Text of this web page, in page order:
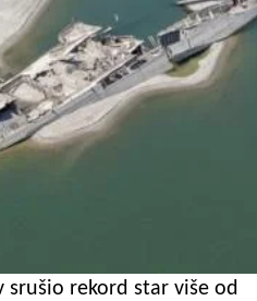
srušio rekord star više od